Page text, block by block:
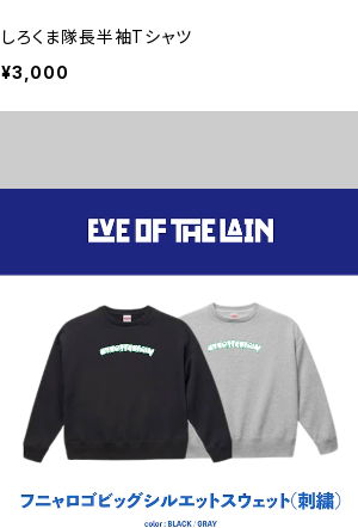
しろくま隊長半袖Tシャツ
¥3,000